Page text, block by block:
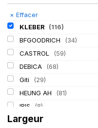
× Effacer
KLEBER
(116)
BFGOODRICH
(34)
CASTROL
(59)
DEBICA
(68)
Giti
(29)
HEUNG AH
(81)
IRIS
(8)
ITALMATIC
Largeur